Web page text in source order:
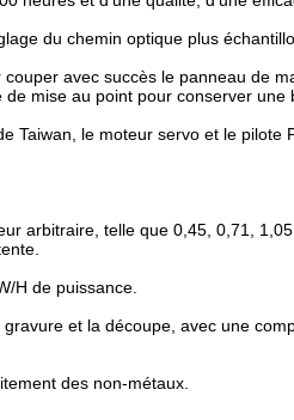
du chemin optique plus
avec succès le panneau de
mise au point pour conserver une
Taiwan, le moteur servo et le
arbitraire, telle que 0,45, 0,71,
H de puissance.
et la découpe, avec une
des non-métaux.